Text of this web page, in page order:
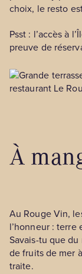
choix, le resto
Psst : l’accès à
preuve de
À
Au Rouge Vin,
l’honneur : terre
Savais-tu que
de fruits de mer
traite.